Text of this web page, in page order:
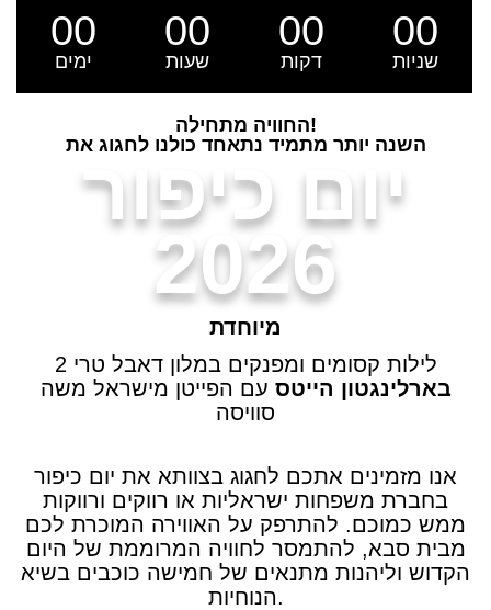
00
ימים
00
שעות
00
דקות
00
שניות
החוויה מתחילה!
השנה יותר מתמיד נתאחד כולנו לחגוג את
יום כיפור
2026
מיוחדת
2 לילות קסומים ומפנקים במלון דאבל טרי
בארלינגטון הייטס עם הפייטן מישראל משה
סוויסה
אנו מזמינים אתכם לחגוג בצוותא את יום כיפור
בחברת משפחות ישראליות או רווקים ורווקות
ממש כמוכם. להתרפק על האווירה המוכרת לכם
מבית סבא, להתמסר לחוויה המרוממת של היום
הקדוש וליהנות מתנאים של חמישה כוכבים בשיא
הנוחיות.